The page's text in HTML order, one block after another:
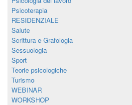
Psicoterapia
RESIDENZIALE
Salute
Scrittura e Grafologia
Sessuologia
Sport
Teorie psicologiche
Turismo
WEBINAR
WORKSHOP